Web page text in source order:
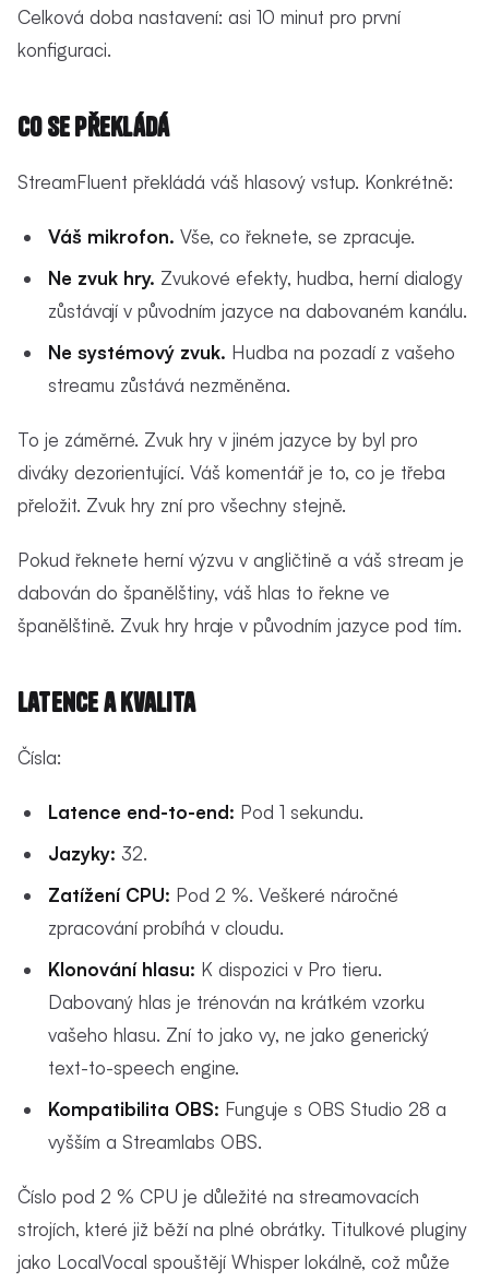
Celková doba nastavení: asi 10 minut pro první
konfiguraci.
Co se překládá
StreamFluent překládá váš hlasový vstup. Konkrétně:
Váš mikrofon. Vše, co řeknete, se zpracuje.
Ne zvuk hry. Zvukové efekty, hudba, herní dialogy
zůstávají v původním jazyce na dabovaném kanálu.
Ne systémový zvuk. Hudba na pozadí z vašeho
streamu zůstává nezměněna.
To je záměrné. Zvuk hry v jiném jazyce by byl pro
diváky dezorientující. Váš komentář je to, co je třeba
přeložit. Zvuk hry zní pro všechny stejně.
Pokud řeknete herní výzvu v angličtině a váš stream je
dabován do španělštiny, váš hlas to řekne ve
španělštině. Zvuk hry hraje v původním jazyce pod tím.
Latence a kvalita
Čísla:
Latence end-to-end: Pod 1 sekundu.
Jazyky: 32.
Zatížení CPU: Pod 2 %. Veškeré náročné
zpracování probíhá v cloudu.
Klonování hlasu: K dispozici v Pro tieru.
Dabovaný hlas je trénován na krátkém vzorku
vašeho hlasu. Zní to jako vy, ne jako generický
text-to-speech engine.
Kompatibilita OBS: Funguje s OBS Studio 28 a
vyšším a Streamlabs OBS.
Číslo pod 2 % CPU je důležité na streamovacích
strojích, které již běží na plné obrátky. Titulkové pluginy
jako LocalVocal spouštějí Whisper lokálně, což může